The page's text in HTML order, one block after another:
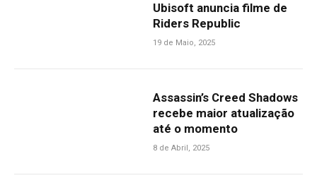
Ubisoft anuncia filme de
Riders Republic
19 de Maio, 2025
Assassin’s Creed Shadows
recebe maior atualização
até o momento
8 de Abril, 2025